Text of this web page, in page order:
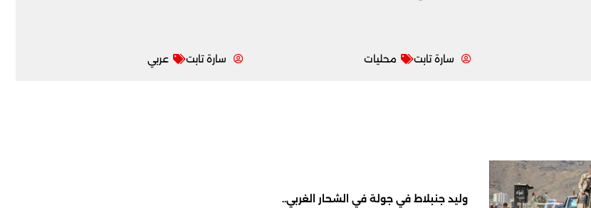
سارة تابت محليات سارة تابت عربي
وليد جنبلاط في جولة في الشحار الغربي..